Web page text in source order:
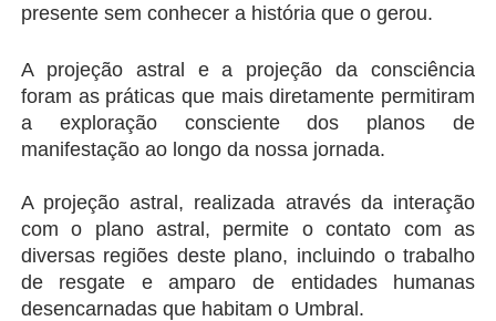
presente sem conhecer a história que o gerou.
A projeção astral e a projeção da consciência
foram as práticas que mais diretamente permitiram
a exploração consciente dos planos de
manifestação ao longo da nossa jornada.
A projeção astral, realizada através da interação
com o plano astral, permite o contato com as
diversas regiões deste plano, incluindo o trabalho
de resgate e amparo de entidades humanas
desencarnadas que habitam o Umbral.